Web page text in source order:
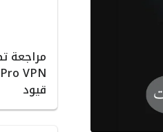
قيود